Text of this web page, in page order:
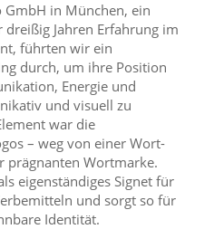
GmbH in München, ein
Jahren Erfahrung im
führten wir ein
durch, um ihre Position
Energie und
und visuell zu
war die
– weg von einer Wort-
prägnanten Wortmarke.
eigenständiges Signet für
und sorgt so für
Identität.